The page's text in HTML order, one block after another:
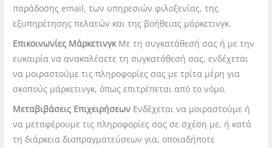
παράδοσης email, των υπηρεσιών φιλοξενίας, της
εξυπηρέτησης πελατών και της βοήθειας μάρκετινγκ.
Επικοινωνίες ΜάρκετινγκΜε τη συγκατάθεσή σας ή με την
ευκαιρία να ανακαλέσετε τη συγκατάθεσή σας, ενδέχεται
να μοιραστούμε τις πληροφορίες σας με τρίτα μέρη για
σκοπούς μάρκετινγκ, όπως επιτρέπεται από το νόμο.
Μεταβιβάσεις Επιχειρήσεων Ενδέχεται να μοιραστούμε ή
να μεταφέρουμε τις πληροφορίες σας σε σχέση με, ή κατά
τη διάρκεια διαπραγματεύσεων για, οποιαδήποτε